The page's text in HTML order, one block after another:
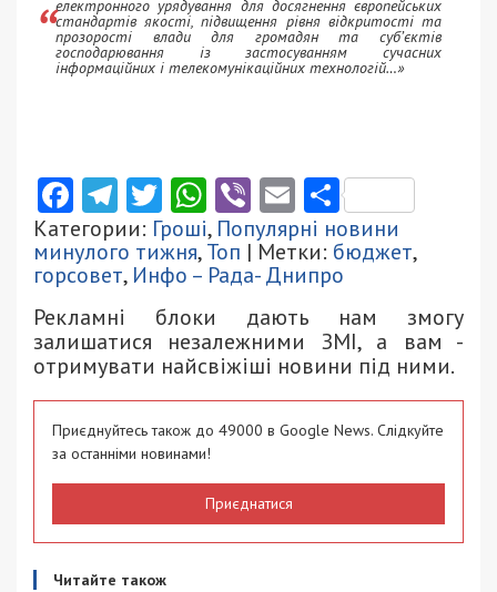
електронного урядування для досягнення європейських
стандартів якості, підвищення рівня відкритості та
прозорості влади для громадян та суб’єктів
господарювання із застосуванням сучасних
інформаційних і телекомунікаційних технологій…»
Facebook
Telegram
Twitter
WhatsApp
ViberEmail
Категории: Гроші, Популярні новини
минулого тижня,Топ | Метки: бюджет,
горсовет, Инфо – Рада- Днипро
Рекламні блоки дають нам змогу
залишатися незалежними ЗМІ, а вам -
отримувати найсвіжіші новини під ними.
Приєднуйтесь також до 49000 в Google News. Слідкуйте
за останніми новинами!
Приєднатися
Читайте також